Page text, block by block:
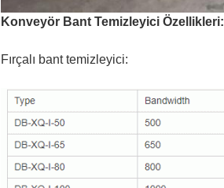
Konveyör Bant Temizleyici Özellikleri:
Fırçalı bant temizleyici: